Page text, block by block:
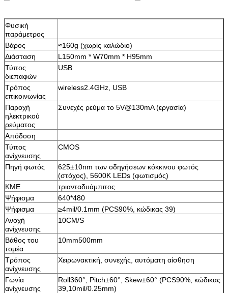
Φυσική
παράμετρος
Βάρος
≈160g (χωρίς καλώδιο)
Διάσταση
L150mm * W70mm * H95mm
Τύπος
διεπαφών
USB
Τρόπος
επικοινωνίας
wireless2.4GHz, USB
Παροχή
ηλεκτρικού
ρεύματος
Συνεχές ρεύμα το 5V@130mA (εργασία)
Απόδοση
Τύπος
ανίχνευσης
CMOS
Πηγή φωτός
625±10nm των οδηγήσεων κόκκινου φωτός
(στόχος), 5600K LEDs (φωτισμός)
ΚΜΕ
τριανταδυάμπιτος
Ψήφισμα
640*480
Ψήφισμα
≥4mil/0.1mm (PCS90%, κώδικας 39)
Ανοχή
ανίχνευσης
10CM/S
Βάθος του
τομέα
10mm500mm
Τρόπος
ανίχνευσης
Χειρωνακτική, συνεχής, αυτόματη αίσθηση
Γωνία
ανίχνευσης
Roll360°, Pitch±60°, Skew±60° (PCS90%, κώδικας
39,10mil/0.25mm)